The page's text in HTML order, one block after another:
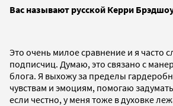
Вас называют русской Керри
Это очень милое сравнение и я часто
подписчиц. Думаю, это связано с
блога. Я выхожу за пределы
чувствам и эмоциям, помогаю
если честно, у меня тоже в духовке